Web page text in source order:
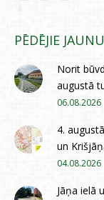
PĒDĒJIE
Norit
augustā
06.08.2026
4.
un
04.08.2026
Jāņa ielā